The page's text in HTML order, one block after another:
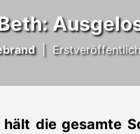
|
hält die gesamte